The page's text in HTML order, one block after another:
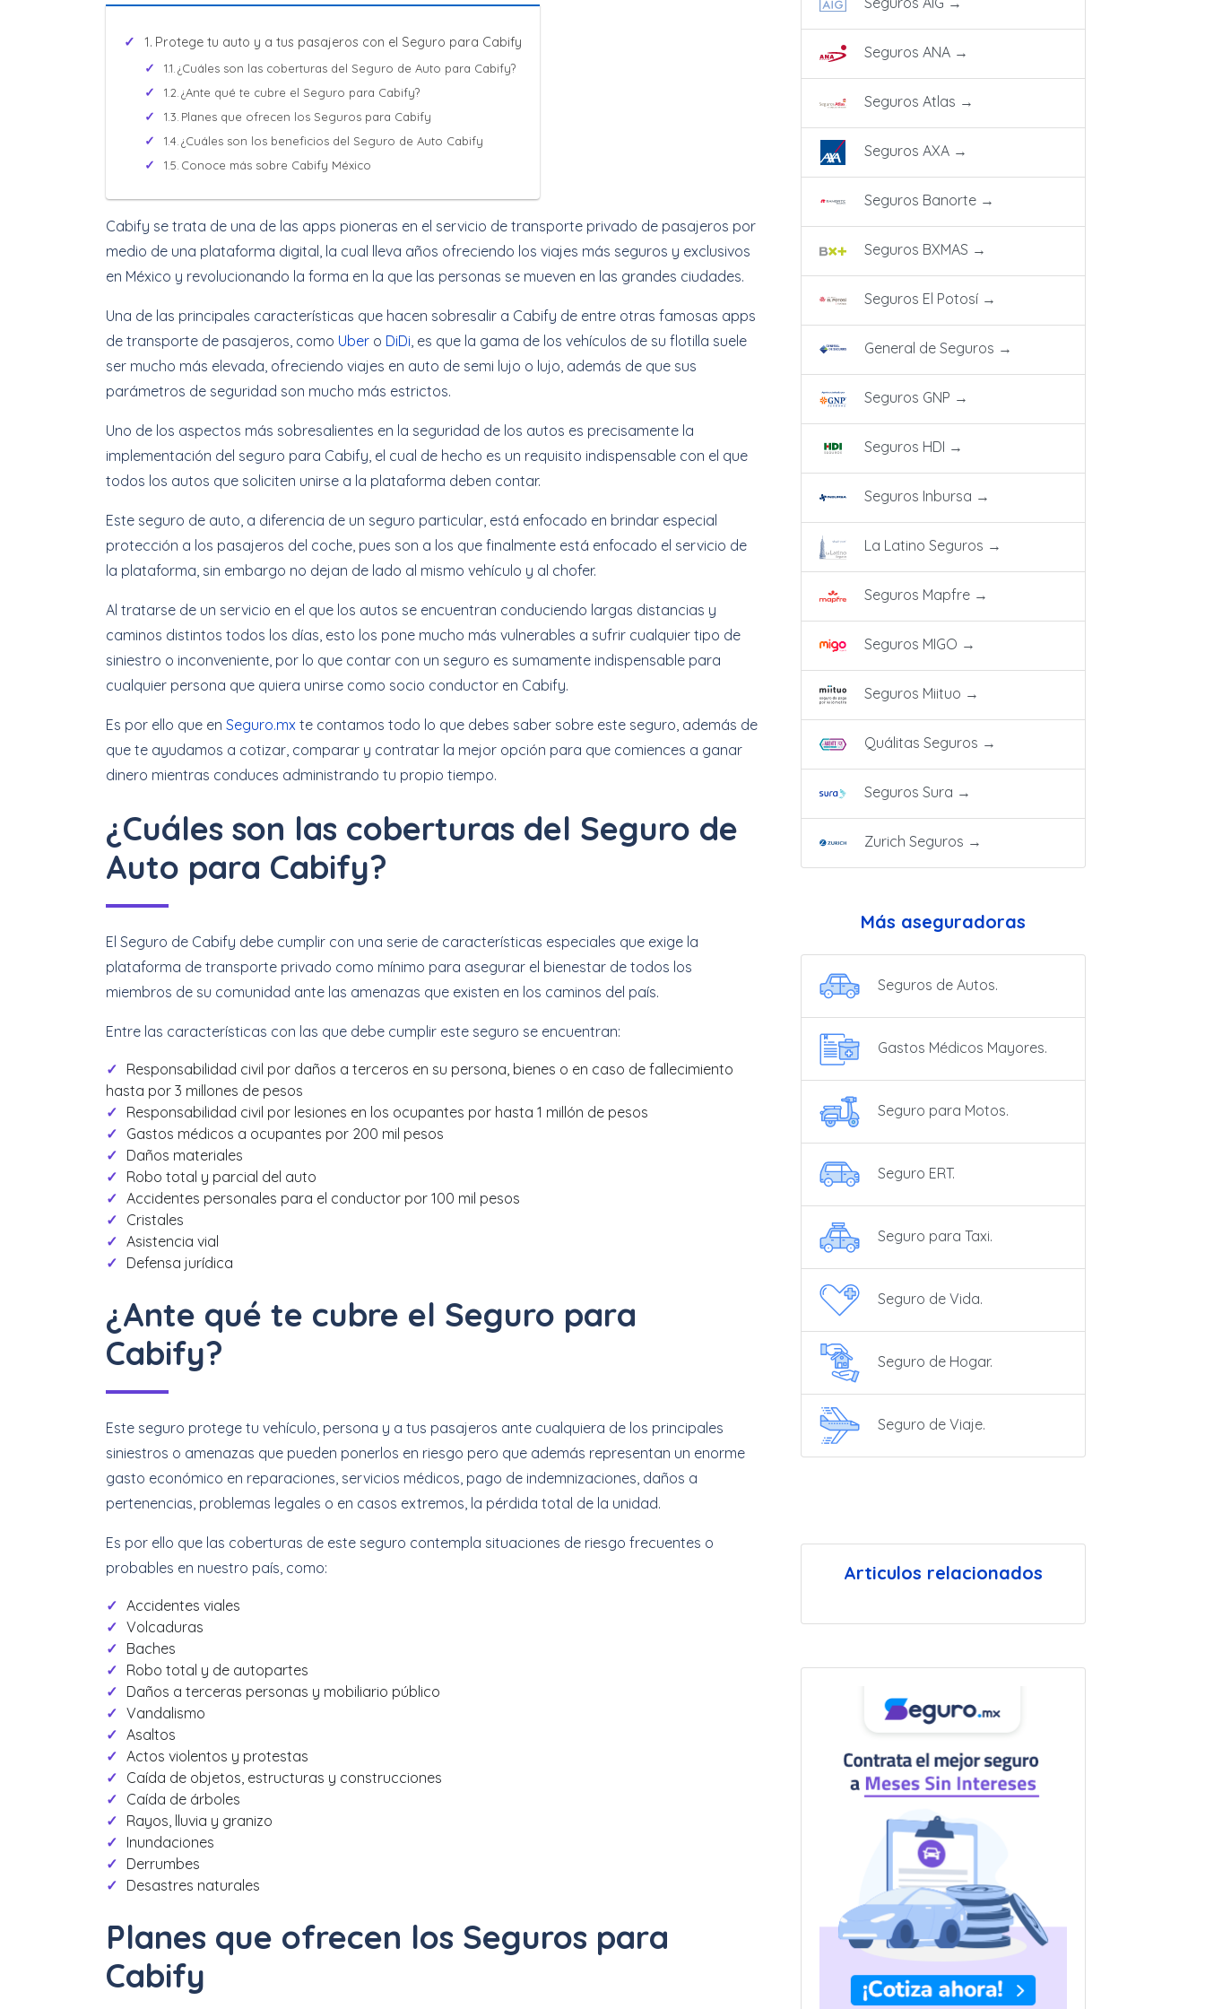
Protege tu auto y a tus pasajeros con el Seguro para Cabify
¿Cuáles son las coberturas del Seguro de Auto para Cabify?
¿Ante qué te cubre el Seguro para Cabify?
Planes que ofrecen los Seguros para Cabify
¿Cuáles son los beneficios del Seguro de Auto Cabify
Conoce más sobre Cabify México
Cabify se trata de una de las apps pioneras en el servicio de transporte privado de pasajeros por
medio de una plataforma digital, la cual lleva años ofreciendo los viajes más seguros y exclusivos
en México y revolucionando la forma en la que las personas se mueven en las grandes ciudades.
Una de las principales características que hacen sobresalir a Cabify de entre otras famosas apps
de transporte de pasajeros, como Uber o DiDi , es que la gama de los vehículos de su flotilla suele
ser mucho más elevada, ofreciendo viajes en auto de semi lujo o lujo, además de que sus
parámetros de seguridad son mucho más estrictos.
Uno de los aspectos más sobresalientes en la seguridad de los autos es precisamente la
implementación del seguro para Cabify, el cual de hecho es un requisito indispensable con el que
todos los autos que soliciten unirse a la plataforma deben contar.
Este seguro de auto, a diferencia de un seguro particular, está enfocado en brindar especial
protección a los pasajeros del coche, pues son a los que finalmente está enfocado el servicio de
la plataforma, sin embargo no dejan de lado al mismo vehículo y al chofer.
Al tratarse de un servicio en el que los autos se encuentran conduciendo largas distancias y
caminos distintos todos los días, esto los pone mucho más vulnerables a sufrir cualquier tipo de
siniestro o inconveniente, por lo que contar con un seguro es sumamente indispensable para
cualquier persona que quiera unirse como socio conductor en Cabify.
Es por ello que en Seguro.mx te contamos todo lo que debes saber sobre este seguro, además de
que te ayudamos a cotizar, comparar y contratar la mejor opción para que comiences a ganar
dinero mientras conduces administrando tu propio tiempo.
¿Cuáles son las coberturas del Seguro de
Auto para Cabify?
El Seguro de Cabify debe cumplir con una serie de características especiales que exige la
plataforma de transporte privado como mínimo para asegurar el bienestar de todos los
miembros de su comunidad ante las amenazas que existen en los caminos del país.
Entre las características con las que debe cumplir este seguro se encuentran:
Responsabilidad civil por daños a terceros en su persona, bienes o en caso de fallecimiento
hasta por 3 millones de pesos
Responsabilidad civil por lesiones en los ocupantes por hasta 1 millón de pesos
Gastos médicos a ocupantes por 200 mil pesos
Daños materiales
Robo total y parcial del auto
Accidentes personales para el conductor por 100 mil pesos
Cristales
Asistencia vial
Defensa jurídica
¿Ante qué te cubre el Seguro para
Cabify?
Este seguro protege tu vehículo, persona y a tus pasajeros ante cualquiera de los principales
siniestros o amenazas que pueden ponerlos en riesgo pero que además representan un enorme
gasto económico en reparaciones, servicios médicos, pago de indemnizaciones, daños a
pertenencias, problemas legales o en casos extremos, la pérdida total de la unidad.
Es por ello que las coberturas de este seguro contempla situaciones de riesgo frecuentes o
probables en nuestro país, como:
Accidentes viales
Volcaduras
Baches
Robo total y de autopartes
Daños a terceras personas y mobiliario público
Vandalismo
Asaltos
Actos violentos y protestas
Caída de objetos, estructuras y construcciones
Caída de árboles
Rayos, lluvia y granizo
Inundaciones
Derrumbes
Desastres naturales
Planes que ofrecen los Seguros para
Cabify
Seguros ANA →
Seguros Atlas →
Seguros AXA →
Seguros Banorte →
Seguros BXMAS →
Seguros El Potosí →
General de Seguros →
Seguros GNP →
Seguros HDI →
Seguros Inbursa →
La Latino Seguros →
Seguros Mapfre →
Seguros MIGO →
Seguros Miituo →
Quálitas Seguros →
Seguros Sura →
Zurich Seguros →
Más aseguradoras
Seguros de Autos.
Gastos Médicos Mayores.
Seguro para Motos.
Seguro ERT.
Seguro para Taxi.
Seguro de Vida.
Seguro de Hogar.
Seguro de Viaje.
Articulos relacionados